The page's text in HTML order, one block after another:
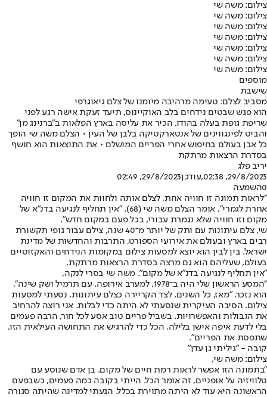
צילום: משה שי
צילום: משה שי
צילום: משה שי
צילום: משה שי
צילום: משה שי
צילום: משה שי
צילום: משה שי
מוספים
שישבת
מסביב לצלם: טעימה מרהיבה מיומנו של צלם גיאוגרפי
הוא פגש שבטים נידחים בלב האוקיינוס, תיעד זעקת אישה רגע לפני
שריפת גופת בעלה בהודו, הכיר את עליסה בארץ הפלאות ב"ברנינג מן"
והביט לפינגווינים של אנטארקטיקה בלבן של העין • הצלם משה שי הופך
כל אבן בעולם בחיפוש אחרי הפריים המושלם • את התוצאות הוא חושף
בסדרת הרצאות מרתקת
יריב פלג
29/8/2023, 02:38
,עודכן29/8/2023, 02:49
0השמעה
"לראות תמונה זו חוויה אחת, לצלם אותה ולחוות את המקום זו חוויה
אחרת לגמרי", אומר הצלם משה שי (68). "אין תחליף לנגיעה בדנ"א של
מקום וזו חוויה שלא נגמרת עבורי, בכל פעם במקום חדש".
שי, צלם עיתונות עם ותק של יותר מ־40 שנה, צילם עבור גופי תקשורת
רבים בארץ ובעולם את אירועי הספורט, התרבות והחדשות של מדינת
ישראל. בין לבין הוא יוצא למסעות צילום במקומות הנידחים והאקזוטיים
בעולם, שעליהם הוא גם מרצה בסדרת הרצאות מרתקת.
"אין תחליף לנגיעה בדנ"א של מקום". משה שי בסרי לנקה,
"המסע הראשון שלי היה ב־1978, למערב אירופה, עם תרמיל ושק שינה",
הוא נזכר. "מאז, כל השנים, לצד הקריירה כצלם עיתונות, נסעתי למסעות
צילום. הסיבה העיקרית שנסעתי לא היתה כדי לבלות. אני רוצה להרחיב
את הגבולות והאפשרויות. בשביל פריים טוב אסע לכל חור, הרבה פעמים
בלי לדעת איפה אישן בלילה. הכל כדי להרגיש את התחושה העילאית הזו,
שתפסת את הפריים".
קובה - "גיליתי גן עדן"
צילום: משה שי,
"בתמונה הזו אפשר לראות רמת חיים של מקום. בן אדם שנוסע עם
טלוויזיה על אופניים, זה אומר הכל. הייתי בקובה כמה פעמים, כשבפעם
הראשונה היא עוד לא היתה מתוירת בכלל. הגעתי למדינה שהיתה סגורה